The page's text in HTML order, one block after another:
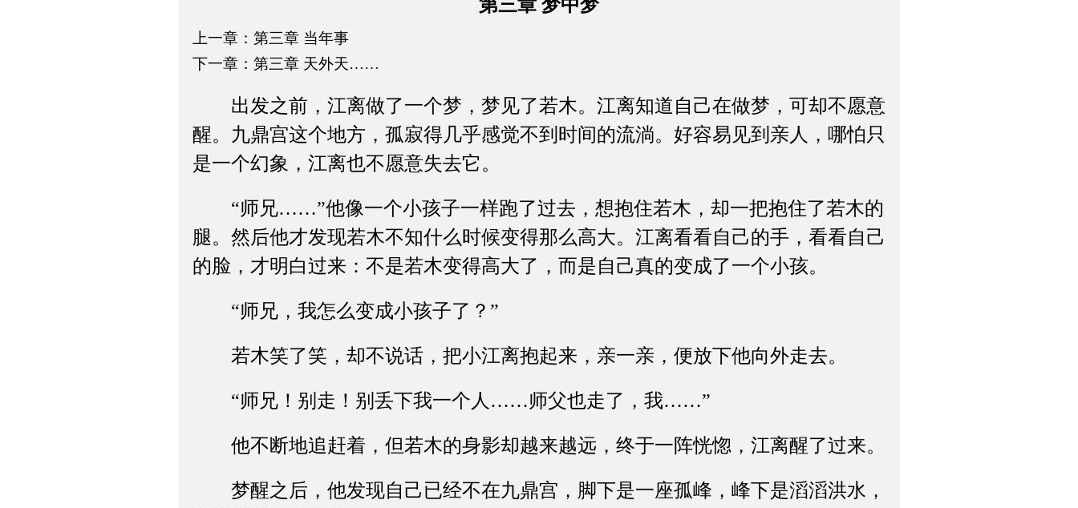
第三章 梦中梦
上一章：第三章 当年事
下一章：第三章 天外天……
出发之前，江离做了一个梦，梦见了若木。江离知道自己在做梦，可却不愿意
醒。九鼎宫这个地方，孤寂得几乎感觉不到时间的流淌。好容易见到亲人，哪怕只
是一个幻象，江离也不愿意失去它。
“师兄……”他像一个小孩子一样跑了过去，想抱住若木，却一把抱住了若木的
腿。然后他才发现若木不知什么时候变得那么高大。江离看看自己的手，看看自己
的脸，才明白过来：不是若木变得高大了，而是自己真的变成了一个小孩。
“师兄，我怎么变成小孩子了？”
若木笑了笑，却不说话，把小江离抱起来，亲一亲，便放下他向外走去。
“师兄！别走！别丢下我一个人……师父也走了，我……”
他不断地追赶着，但若木的身影却越来越远，终于一阵恍惚，江离醒了过来。
梦醒之后，他发现自己已经不在九鼎宫，脚下是一座孤峰，峰下是滔滔洪水，